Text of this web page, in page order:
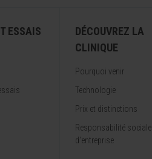
ESSAIS
DÉCOUVREZ LA
CLINIQUE
Pourquoi venir
Technologie
Prix et distinctions
Responsabilité sociale
d'entreprise